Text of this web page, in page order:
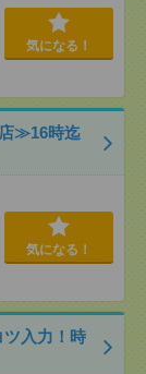
気になる！
≫16時迄
気になる！
ツ入力！時